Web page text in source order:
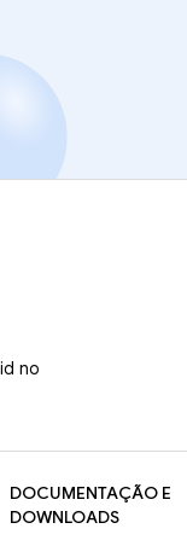
no
DOCUMENTAÇÃO E
DOWNLOADS